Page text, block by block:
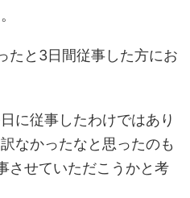
たと3日間従事した方にお
に従事したわけではあり
なかったなと思ったのも
させていただこうかと考